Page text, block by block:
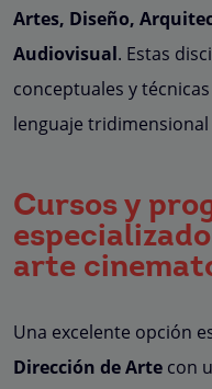
Artes, Diseño,
Audiovisual. Estas
conceptuales y
lenguaje tridimensional
Cursos y
arte
Una excelente opción
Dirección de Arte con